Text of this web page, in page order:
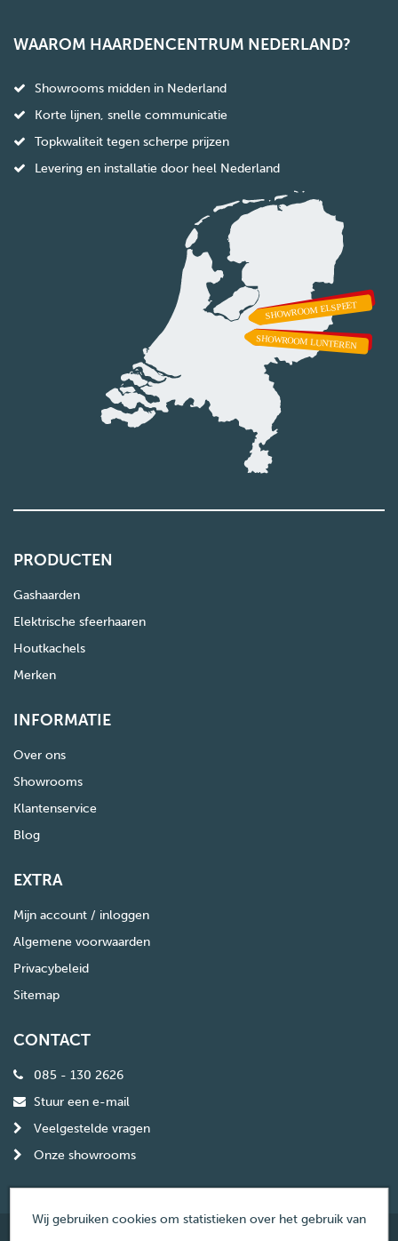
WAAROM HAARDENCENTRUM NEDERLAND?
Showrooms midden in Nederland
Korte lijnen, snelle communicatie
Topkwaliteit tegen scherpe prijzen
Levering en installatie door heel Nederland
PRODUCTEN
Gashaarden
Elektrische sfeerhaaren
Houtkachels
Merken
INFORMATIE
Over ons
Showrooms
Klantenservice
Blog
EXTRA
Mijn account / inloggen
Algemene voorwaarden
Privacybeleid
Sitemap
CONTACT
085 - 130 2626
Stuur een e-mail
Veelgestelde vragen
Onze showrooms
Wij gebruiken cookies om statistieken over het gebruik van